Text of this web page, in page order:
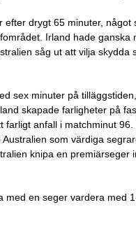
drygt 65 minuter, något
Irland hade ganska
såg ut att vilja skydda
sex minuter på
skapade farligheter på
anfall i matchminut
som värdiga
knipa en premiärseger
en seger vardera med